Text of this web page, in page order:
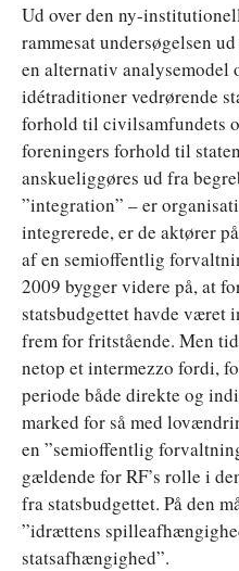
Ud over den ny-
rammesat undersøgelsen
en alternativ analysemodel
idétraditioner vedrørende
forhold til civilsamfundets
foreningers forhold til
anskueliggøres ud fra
”integration” – er
integrerede, er de aktører
af en semioffentlig
2009 bygger videre på, at
statsbudgettet havde været
frem for fritstående. Men
netop et intermezzo fordi,
periode både direkte og
marked for så med
en ”semioffentlig
gældende for RF’s rolle i
fra statsbudgettet. På den
”idrættens
statsafhængighed”.